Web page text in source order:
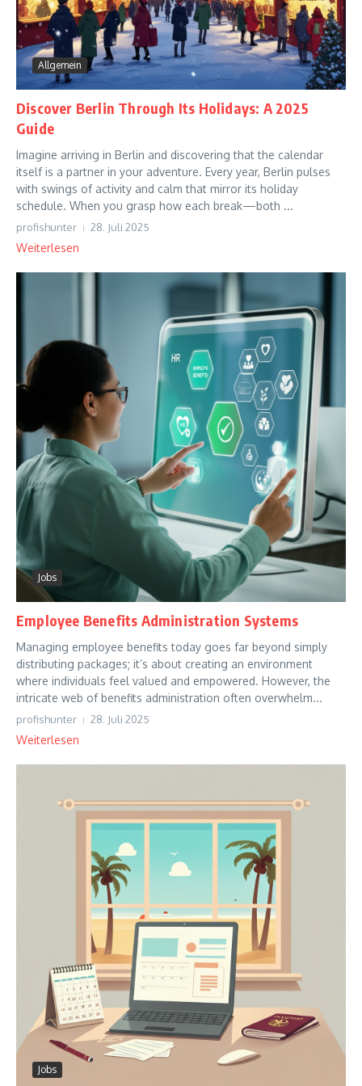
Allgemein
Discover Berlin Through Its Holidays: A 2025
Guide
Imagine arriving in Berlin and discovering that the calendar
itself is a partner in your adventure. Every year, Berlin pulses
with swings of activity and calm that mirror its holiday
schedule. When you grasp how each break—both ...
profishunter 28. Juli 2025
Weiterlesen
Jobs
Employee Benefits Administration Systems
Managing employee benefits today goes far beyond simply
distributing packages; it’s about creating an environment
where individuals feel valued and empowered. However, the
intricate web of benefits administration often overwhelm...
profishunter 28. Juli 2025
Weiterlesen
Jobs